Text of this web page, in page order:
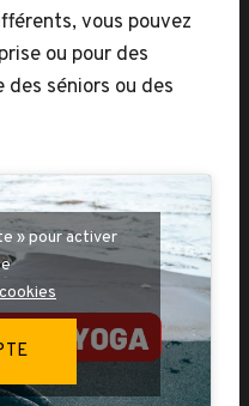
vous pouvez
ou pour des
séniors ou des
» pour activer